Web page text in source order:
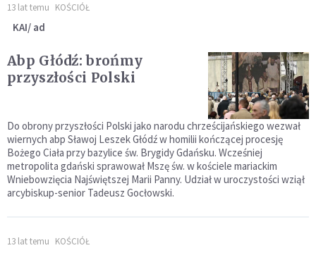
13 lat temu KOŚCIÓŁ
KAI/ ad
Abp Głódź: brońmy
przyszłości Polski
Do obrony przyszłości Polski jako narodu chrześcijańskiego wezwał
wiernych abp Sławoj Leszek Głódź w homilii kończącej procesję
Bożego Ciała przy bazylice św. Brygidy Gdańsku. Wcześniej
metropolita gdański sprawował Mszę św. w kościele mariackim
Wniebowzięcia Najświętszej Marii Panny. Udział w uroczystości wziął
arcybiskup-senior Tadeusz Gocłowski.
13 lat temu KOŚCIÓŁ